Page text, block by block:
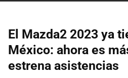
El Mazda2 2023 ya
México: ahora es
estrena asistencias